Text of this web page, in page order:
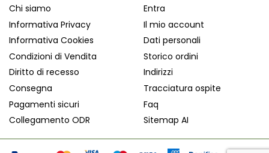
Chi siamo
Informativa Privacy
Informativa Cookies
Condizioni di Vendita
Diritto di recesso
Consegna
Pagamenti sicuri
Collegamento ODR
Entra
Il mio account
Dati personali
Storico ordini
Indirizzi
Tracciatura ospite
Faq
Sitemap AI